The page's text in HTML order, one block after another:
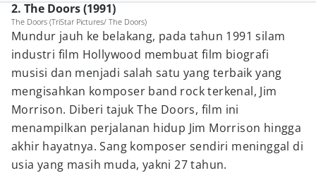
2. The Doors (1991)
The Doors (TriStar Pictures/ The Doors)
Mundur jauh ke belakang, pada tahun 1991 silam
industri film Hollywood membuat film biografi
musisi dan menjadi salah satu yang terbaik yang
mengisahkan komposer band rock terkenal, Jim
Morrison. Diberi tajuk The Doors, film ini
menampilkan perjalanan hidup Jim Morrison hingga
akhir hayatnya. Sang komposer sendiri meninggal di
usia yang masih muda, yakni 27 tahun.